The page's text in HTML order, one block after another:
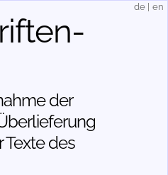
der
des
de en